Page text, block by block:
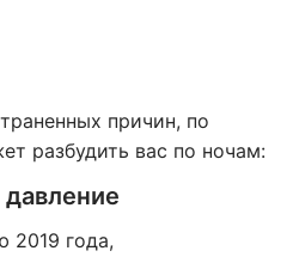
причин, по
разбудить вас по ночам:
2019 года,